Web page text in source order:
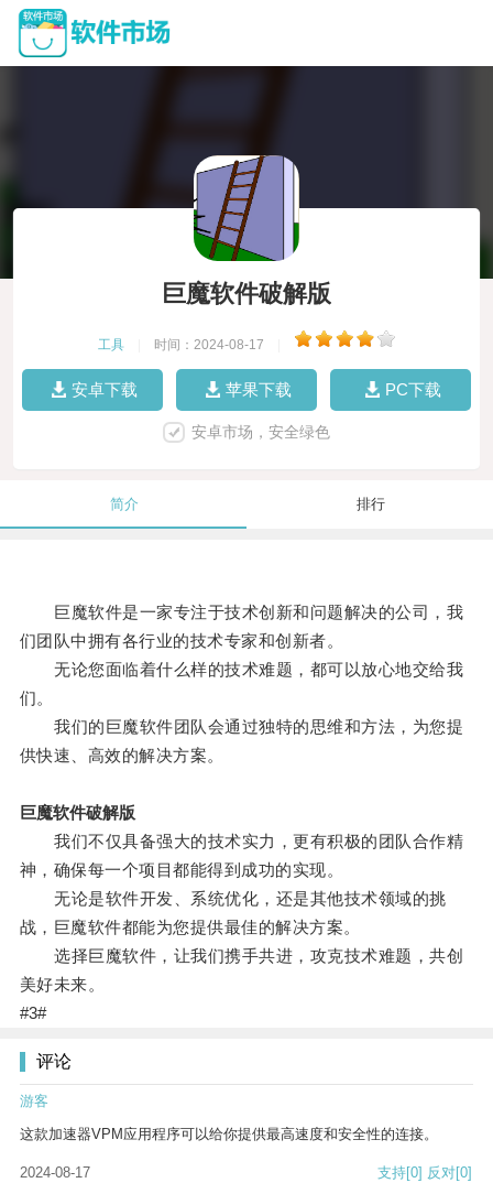
巨魔软件破解版
工具 时间：2024-08-17
安卓下载 苹果下载 PC下载
安卓市场，安全绿色
简介 排行
巨魔软件是一家专注于技术创新和问题解决的公司，我
们团队中拥有各行业的技术专家和创新者。
无论您面临着什么样的技术难题，都可以放心地交给我
们。
我们的巨魔软件团队会通过独特的思维和方法，为您提
供快速、高效的解决方案。
巨魔软件破解版
我们不仅具备强大的技术实力，更有积极的团队合作精
神，确保每一个项目都能得到成功的实现。
无论是软件开发、系统优化，还是其他技术领域的挑
战，巨魔软件都能为您提供最佳的解决方案。
选择巨魔软件，让我们携手共进，攻克技术难题，共创
美好未来。
#3#
评论
游客
这款加速器VPM应用程序可以给你提供最高速度和安全性的连接。
2024-08-17 支持[0] 反对[0]